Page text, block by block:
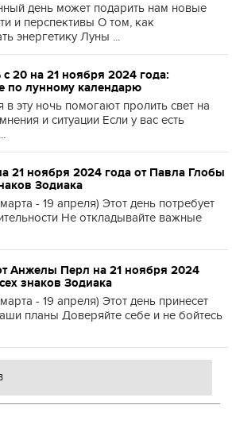
день может подарить нам новые
и перспективы О том, как
энергетику Луны ...
20 на 21 ноября 2024 года:
по лунному календарю
в эту ночь помогают пролить свет на
и ситуации Если у вас есть
21 ноября 2024 года от Павла Глобы
Зодиака
- 19 апреля) Этот день потребует
Не откладывайте важные
Анжелы Перл на 21 ноября 2024
знаков Зодиака
- 19 апреля) Этот день принесет
планы Доверяйте себе и не бойтесь